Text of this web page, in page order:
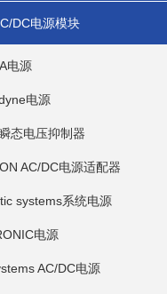
DC电源模块
电源
电源
态电压抑制器
AC/DC电源适配器
systems系统电源
电源
AC/DC电源